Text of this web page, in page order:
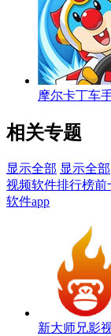
摩尔卡丁车
相关专题
显示全部 显示全部
视频软件排行榜前
软件app
新大师兄影